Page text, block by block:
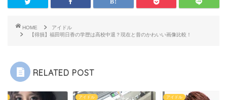
HOME
アイドル
【得損】福田明日香の学歴は高校中退？現在と昔のかわいい画像比較！
RELATED POST
アイドル アイドル